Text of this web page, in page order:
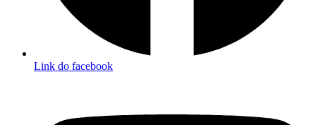
Link do facebook